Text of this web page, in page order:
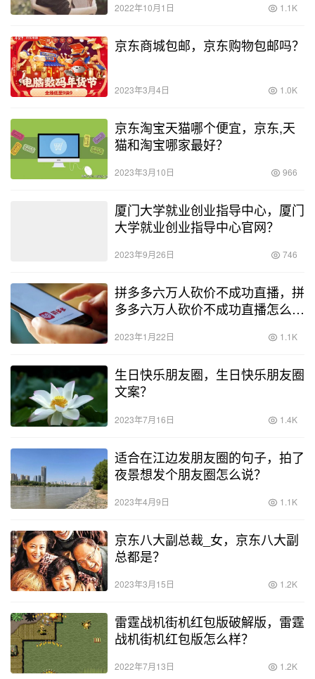
2022年10月1日 1.1K
京东商城包邮，京东购物包邮吗？
2023年3月4日 1.0K
京东淘宝天猫哪个便宜，京东,天
猫和淘宝哪家最好？
2023年3月10日 966
厦门大学就业创业指导中心，厦门
大学就业创业指导中心官网？
2023年9月26日 746
拼多多六万人砍价不成功直播，拼
多多六万人砍价不成功直播怎么
2023年1月22日 1.1K
生日快乐朋友圈，生日快乐朋友圈
文案？
2023年7月16日 1.4K
适合在江边发朋友圈的句子，拍了
夜景想发个朋友圈怎么说？
2023年4月9日 1.1K
京东八大副总裁_女，京东八大副
总都是？
2023年3月15日 1.2K
雷霆战机街机红包版破解版，雷霆
战机街机红包版怎么样？
2022年7月13日 1.2K